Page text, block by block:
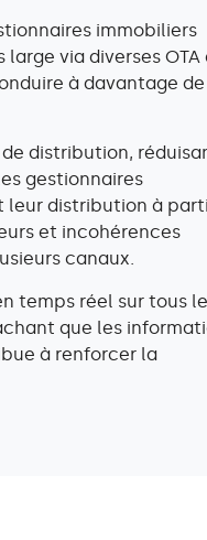
immobiliers
via diverses OTA
à davantage de
distribution,
gestionnaires
leur distribution à
et incohérences
canaux.
temps réel sur tous
que les
à renforcer la